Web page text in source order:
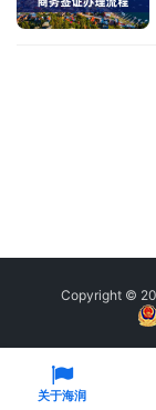
Copyright ©
关于海润